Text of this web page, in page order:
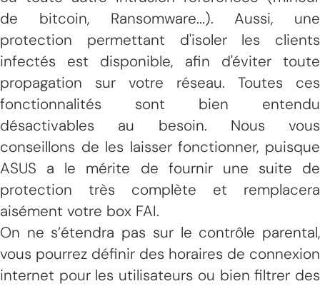
de bitcoin, Ransomware...). Aussi, une
protection permettant d'isoler les clients
infectés est disponible, afin d'éviter toute
propagation sur votre réseau. Toutes ces
fonctionnalités sont bien entendu
désactivables au besoin. Nous vous
conseillons de les laisser fonctionner, puisque
ASUS a le mérite de fournir une suite de
protection très complète et remplacera
aisément votre box FAI.
On ne s’étendra pas sur le contrôle parental,
vous pourrez définir des horaires de connexion
internet pour les utilisateurs ou bien filtrer des